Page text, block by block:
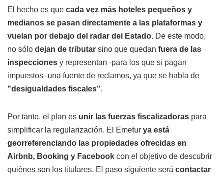
El hecho es que cada vez más hoteles pequeños y
medianos se pasan directamente a las plataformas y
vuelan por debajo del radar del Estado. De este modo,
no sólo dejan de tributar sino que quedan fuera de las
inspecciones y representan -para los que sí pagan
impuestos- una fuente de reclamos, ya que se habla de
"desigualdades fiscales".
Por tanto, el plan es unir las fuerzas fiscalizadoras para
simplificar la regularización. El Emetur ya está
georreferenciando las propiedades ofrecidas en
Airbnb, Booking y Facebook con el objetivo de descubrir
quiénes son los titulares. El paso siguiente será contactar